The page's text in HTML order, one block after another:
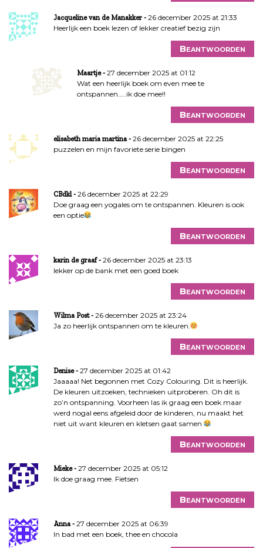
Jacqueline van de Manakker
26 december 2025 at 21:33
Heerlijk een boek lezen of lekker creatief bezig zijn
Beantwoorden
Maartje
27 december 2025 at 01:12
Wat een heerlijk boek om even mee te
ontspannen…..ik doe mee!!
Beantwoorden
elisabeth maria martina
26 december 2025 at 22:25
puzzelen en mijn favoriete serie bingen
Beantwoorden
CBdkl
26 december 2025 at 22:29
Doe graag een yogales om te ontspannen. Kleuren is ook
een optie
Beantwoorden
karin de graaf
26 december 2025 at 23:13
lekker op de bank met een goed boek
Beantwoorden
Wilma Post
26 december 2025 at 23:24
Ja zo heerlijk ontspannen om te kleuren.
Beantwoorden
Denise
27 december 2025 at 01:42
Jaaaaa! Net begonnen met Cozy Colouring. Dit is heerlijk.
De kleuren uitzoeken, technieken uitproberen. Oh dit is
zo’n ontspanning. Voorheen las ik graag een boek maar
werd nogal eens afgeleid door de kinderen, nu maakt het
niet uit want kleuren en kletsen gaat samen
Beantwoorden
Mieke
27 december 2025 at 05:12
Ik doe graag mee. Fietsen
Beantwoorden
Anna
27 december 2025 at 06:39
In bad met een boek, thee en chocola